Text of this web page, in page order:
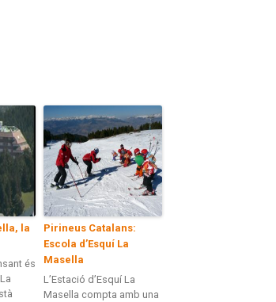
la
és
Pirineus Catalans:
Escola d’Esquí La
Masella
L’Estació d’Esquí La
Masella compta amb una